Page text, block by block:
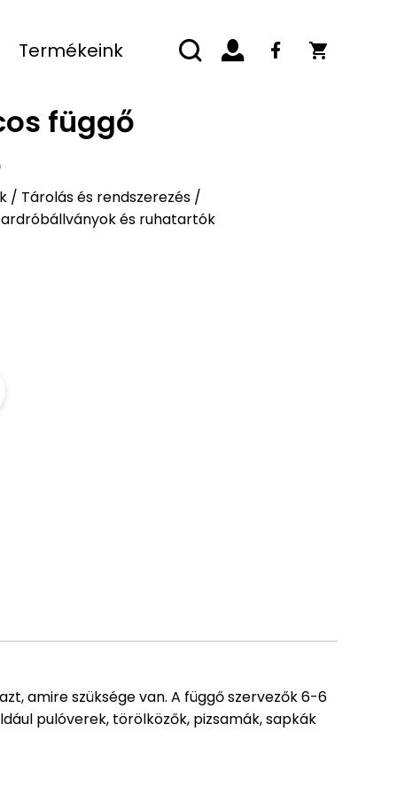
Termékeink
függő
/ Tárolás és rendszerezés/
és ruhatartók
amire szüksége van. A függő szervezők 6-6
pulóverek, törölközők, pizsamák, sapkák